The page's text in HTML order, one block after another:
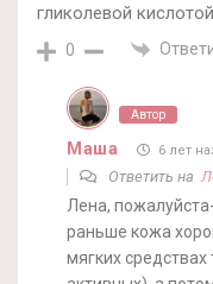
гликолевой
0
Автор
Маша 6 лет
Ответить на
Лена,
раньше кожа
мягких средствах